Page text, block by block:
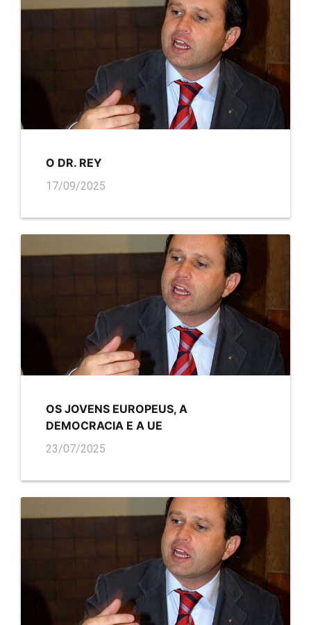
O DR. REY
17/09/2025
OS JOVENS EUROPEUS, A
DEMOCRACIA E A UE
23/07/2025